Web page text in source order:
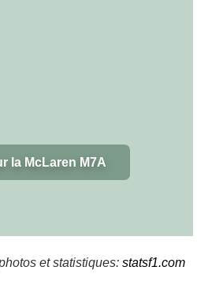
la McLaren M7A
et statistiques: statsf1.com